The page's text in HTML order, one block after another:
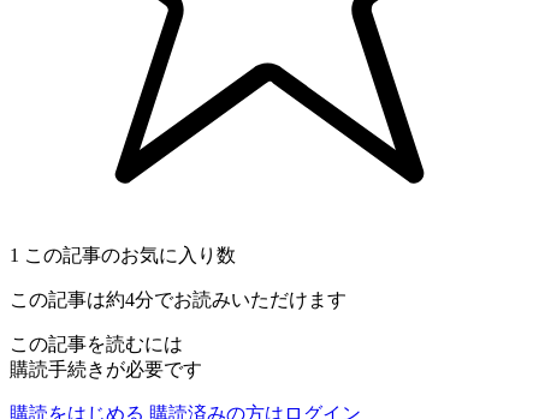
1 この記事のお気に入り数
この記事は約4分でお読みいただけます
この記事を読むには
購読手続きが必要です
購読をはじめる 購読済みの方はログイン